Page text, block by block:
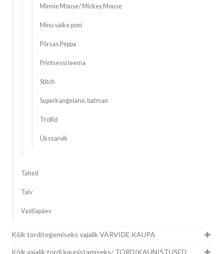
Minnie Mouse/ Mickey Mouse
Minu väike poni
Põrsas Peppa
Printsessi teema
Stitch
Superkangelane, batman
Trollid
Ükssarvik
Tähed
Talv
Vastlapäev
Kõik torditegemiseks vajalik VÄRVIDE KAUPA
Kõik vajalik tordi kaunistamiseks/ TORDIKAUNISTUSED